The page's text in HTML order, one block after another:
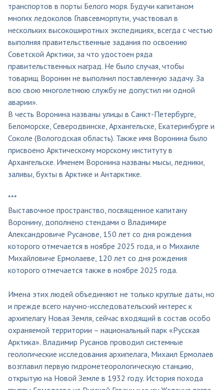
транспортов в порты Белого моря. Будучи капитаном
многих ледоколов Главсевморпути, участвовал в
нескольких высокоширотных экспедициях, всегда с честью
выполняя правительственные задания по освоению
Советской Арктики, за что удостоен ряда
правительственных наград. Не было случая, чтобы
товарищ Воронин не выполнил поставленную задачу. За
всю свою многолетнюю службу не допустил ни одной
аварии».
В честь Воронина названы улицы в Санкт-Петербурге,
Беломорске, Северодвинске, Архангельске, Екатеринбурге и
Соколе (Вологодская область). Также имя Воронина было
присвоено Арктическому морскому институту в
Архангельске. Именем Воронина названы мысы, ледники,
заливы, бухты в Арктике и Антарктике.
***
Выставочное пространство, посвященное капитану
Воронину, дополнено стендами о Владимире
Александровиче Русанове, 150 лет со дня рождения
которого отмечается в ноябре 2025 года, и о Михаиле
Михайловиче Ермолаеве, 120 лет со дня рождения
которого отмечается также в ноябре 2025 года.
Имена этих людей объединяют не только круглые даты, но
и прежде всего научно-исследовательский интерес к
архипелагу Новая Земля, сейчас входящий в состав особо
охраняемой территории – национальный парк «Русская
Арктика». Владимир Русанов проводил системные
геологические исследования архипелага, Михаил Ермолаев
возглавил первую гидрометеорологическую станцию,
открытую на Новой Земле в 1932 году. История похода